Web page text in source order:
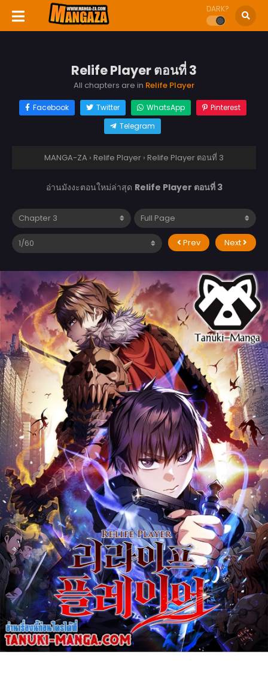
DARK?
Relife Player ตอนที่ 3
All chapters are in Relife Player
Facebook Twitter WhatsApp
Pinterest
Telegram
MANGA-ZA › Relife Player › Relife Player ตอนที่ 3
อ่านมังงะตอนใหม่ล่าสุด Relife Player ตอนที่ 3
Prev Next